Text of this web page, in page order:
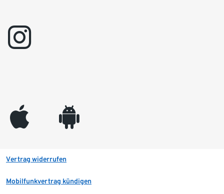
instagram
appleinc android
Vertrag widerrufen
Mobilfunkvertrag kündigen